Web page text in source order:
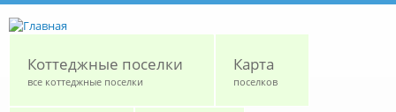
Коттеджные поселки
все коттеджные поселки
Карта
поселков